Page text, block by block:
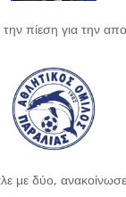
την πίεση για την
με δύο,